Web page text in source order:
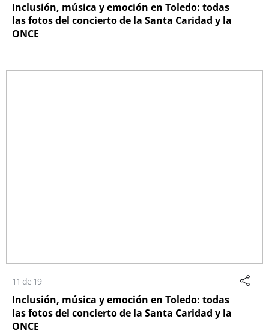
Inclusión, música y emoción en Toledo: todas
las fotos del concierto de la Santa Caridad y la
ONCE
11 de 19
Inclusión, música y emoción en Toledo: todas
las fotos del concierto de la Santa Caridad y la
ONCE